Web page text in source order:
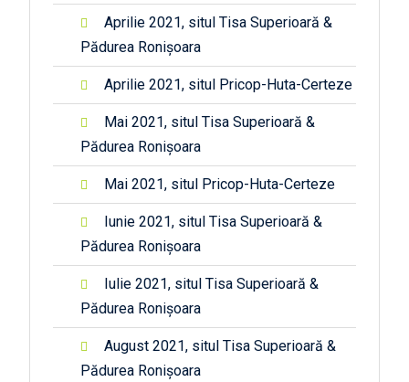
Aprilie 2021, situl Tisa Superioară &
Pădurea Ronișoara
Aprilie 2021, situl Pricop-Huta-Certeze
Mai 2021, situl Tisa Superioară &
Pădurea Ronișoara
Mai 2021, situl Pricop-Huta-Certeze
Iunie 2021, situl Tisa Superioară &
Pădurea Ronișoara
Iulie 2021, situl Tisa Superioară &
Pădurea Ronișoara
August 2021, situl Tisa Superioară &
Pădurea Ronișoara